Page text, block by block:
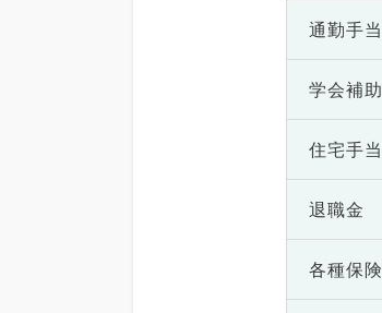
通勤手当
学会補助
住宅手当
退職金
各種保険